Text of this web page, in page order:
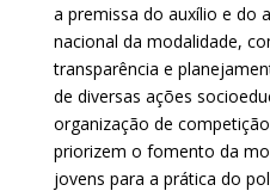
a premissa do auxílio e do
nacional da modalidade,
transparência e
de diversas ações
organização de
priorizem o fomento da
jovens para a prática do